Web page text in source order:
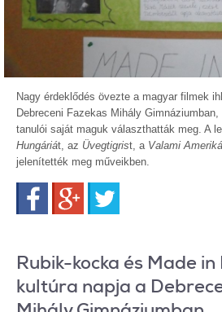
Nagy érdeklődés övezte a magyar filmek
Debreceni Fazekas Mihály
tanulói saját maguk választhatták meg. A
Hungáriát, az Üvegtigrist, a Valami Ameriká
jelenítették meg műveikben.
FacebookGoogle+
Rubik-kocka és Made
kultúra napja a